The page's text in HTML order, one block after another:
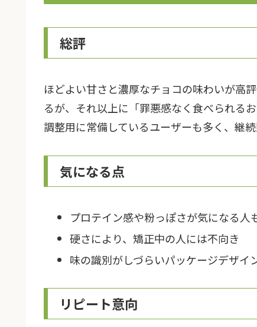
総評
ほどよい甘さと濃厚なチョコの味わいが高
るが、それ以上に「罪悪感なく食べられる
調整用に常備しているユーザーも多く、継続
気になる点
プロテイン感や粉っぽさが気になる人
硬さにより、矯正中の人には不向き
味の識別がしづらいパッケージデザイ
リピート意向